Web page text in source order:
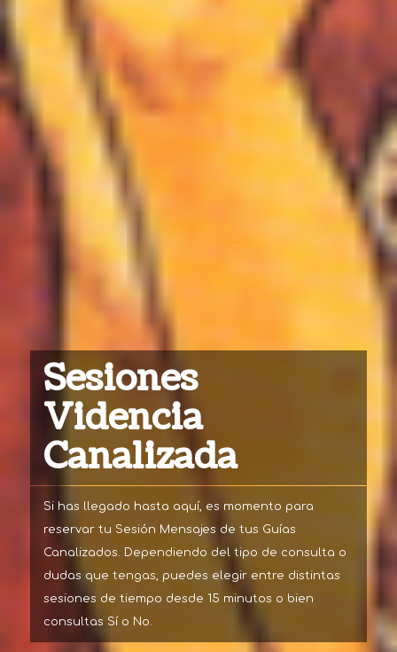
Sesiones
Videncia
Canalizada
Si has llegado hasta aquí, es momento para
reservar tu Sesión Mensajes de tus Guías
Canalizados. Dependiendo del tipo de consulta o
dudas que tengas, puedes elegir entre distintas
sesiones de tiempo desde 15 minutos o bien
consultas Sí o No.